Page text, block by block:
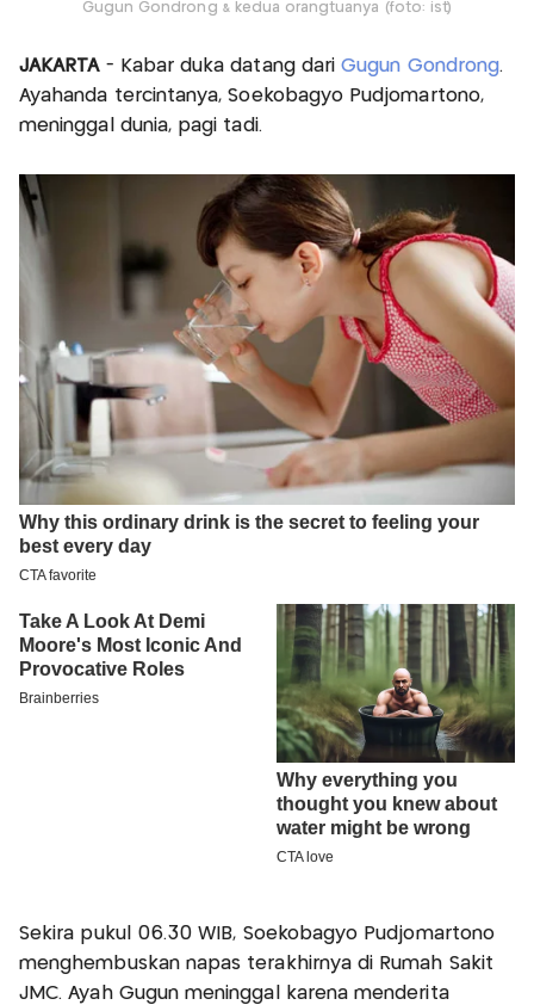
Gugun Gondrong & kedua orangtuanya (foto: ist)
JAKARTA- Kabar duka datang dari Gugun Gondrong.
Ayahanda tercintanya, Soekobagyo Pudjomartono,
meninggal dunia, pagi tadi.
Sekira pukul 06.30 WIB, Soekobagyo Pudjomartono
menghembuskan napas terakhirnya di Rumah Sakit
JMC. Ayah Gugun meninggal karena menderita